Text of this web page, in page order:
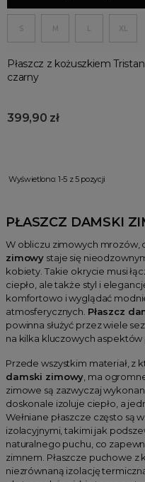
S M L XL
Płaszcz z kożuszkiem Tristan
czarny
399,90 zł
Wyświetlono: 1-5 z 5 pozycji
PŁASZCZ DAMSKI
W obliczu zimowych mrozów,
zimowy staje się
kobiety. Takie okrycie musi
ciepło, ale także styl i
komfortowo i wyglądać
atmosferycznych. Płaszcz
powinna służyć przez wiele
na kilka kluczowych
Przede wszystkim materiał, z
damski zimowy , ma
zimowe są zazwyczaj
doskonale izoluje ciepło, a
Wełniane płaszcze często
izolacyjnymi, takimi jak
naturalnego puchu, co
zimnem. Płaszcze puchowe
niezrównaną izolację